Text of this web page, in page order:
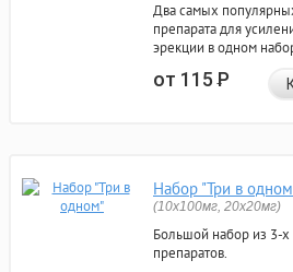
Два самых
препарата для
эрекции в одном
от 115Р
Набор "Три в
(10x100мг, 20x20мг)
Большой набор из 3-х
препаратов.